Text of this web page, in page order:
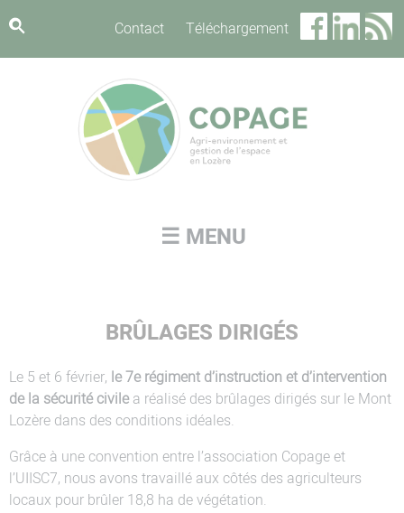
Contact Téléchargement
☰ MENU
BRÛLAGES DIRIGÉS
Le 5 et 6 février, le 7e régiment d’instruction et d’intervention
de la sécurité civilea réalisé des brûlages dirigés sur le Mont
Lozère dans des conditions idéales.
Grâce à une convention entre l’association Copage et
l’UIISC7, nous avons travaillé aux côtés des agriculteurs
locaux pour brûler 18,8 ha de végétation.